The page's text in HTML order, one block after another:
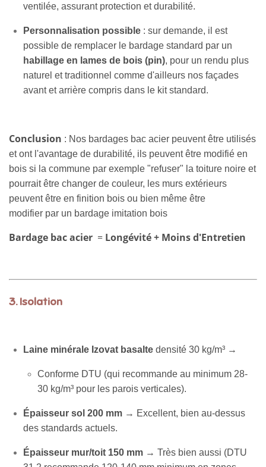
ventilée, assurant protection et durabilité.
Personnalisation possible : sur demande, il est
possible de remplacer le bardage standard par un
habillage en lames de bois (pin), pour un rendu plus
naturel et traditionnel comme d'ailleurs nos façades
avant et arrière compris dans le kit standard.
Conclusion : Nos bardages bac acier peuvent être utilisés
et ont l'avantage de durabilité, ils peuvent être modifié en
bois si la commune par exemple "refuser" la toiture noire et
pourrait être changer de couleur, les murs extérieurs
peuvent être en finition bois ou bien même être
modifier par un bardage imitation bois
Bardage bac acier = Longévité+ Moins d'Entretien
3.Isolation
Laine minérale Izovat basalte densité 30 kg/m³ →
Conforme DTU (qui recommande au minimum 28-
30 kg/m³ pour les parois verticales).
Épaisseur sol 200 mm → Excellent, bien au-dessus
des standards actuels.
Épaisseur mur/toit 150 mm → Très bien aussi (DTU